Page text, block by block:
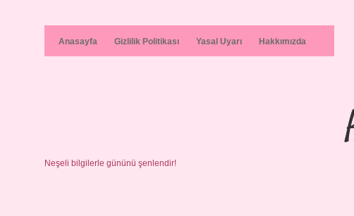
Anasayfa Gizlilik Politikası Yasal Uyarı Hakkımızda
Neşeli bilgilerle gününü şenlendir!